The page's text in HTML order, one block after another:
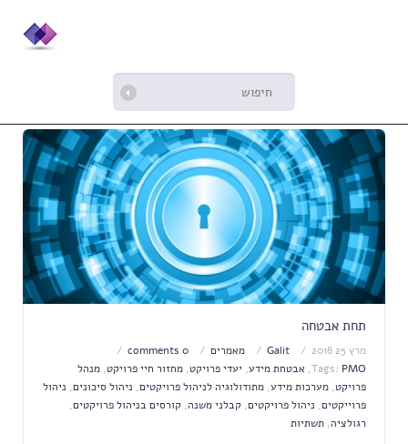
תחת אבטחה
מרץ 25 2018 Galit מאמרים
0 comments
Tags: PMO
, אבטחת מידע, יעדי פרויקט, מחזור חיי פרויקט, מנהל
פרויקט, מערכות מידע, מתודולוגיה לניהול פרויקטים, ניהול סיכונים, ניהול
פרוייקטים, ניהול פרויקטים, קבלני משנה, קורסים בניהול פרויקטים,
רגולציה, תשתיות